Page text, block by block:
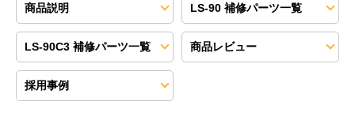
商品説明 LS-90 補修パーツ一覧
LS-90C3 補修パーツ一覧 商品レビュー
採用事例